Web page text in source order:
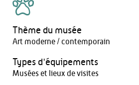
Thème du musée
Art moderne / contemporain
Types d'équipements
Musées et lieux de visites